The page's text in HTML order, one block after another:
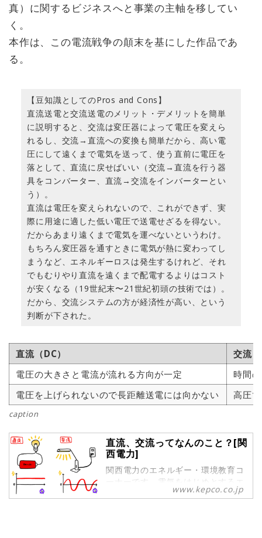
真）に関するビジネスへと事業の主軸を移してい
く。
本作は、この電流戦争の顛末を基にした作品であ
る。
【豆知識としてのPros and Cons】
直流送電と交流送電のメリット・デメリットを簡単
に説明すると、交流は変圧器によって電圧を変えら
れるし、交流→直流への変換も簡単だから、高い電
圧にして遠くまで電気を送って、使う直前に電圧を
落として、直流に戻せばいい（交流→直流を行う器
具をコンバーター、直流→交流をインバーターとい
う）。
直流は電圧を変えられないので、これができず、実
際に用途に適した低い電圧で送電せざるを得ない。
だからあまり遠くまで電気を運べないというわけ。
もちろん変圧器を通すときに電気が熱に変わってし
まうなど、エネルギーロスは発生するけれど、それ
でもむりやり直流を遠くまで配電するよりはコスト
が安くなる（19世紀末〜21世紀初頭の技術では）。
だから、交流システムの方が経済性が高い、という
判断が下された。
直流（DC）
交流
電圧の大きさと電流が流れる方向が一定
時間
電圧を上げられないので長距離送電には向かない
高圧
caption
直流、交流ってなんのこと？[関
西電力]
関西電力のエネルギー・環境教育コ
ーナーです。電気をはじめとするエ
ネルギーの利用や環境問題について
www.kepco.co.jp